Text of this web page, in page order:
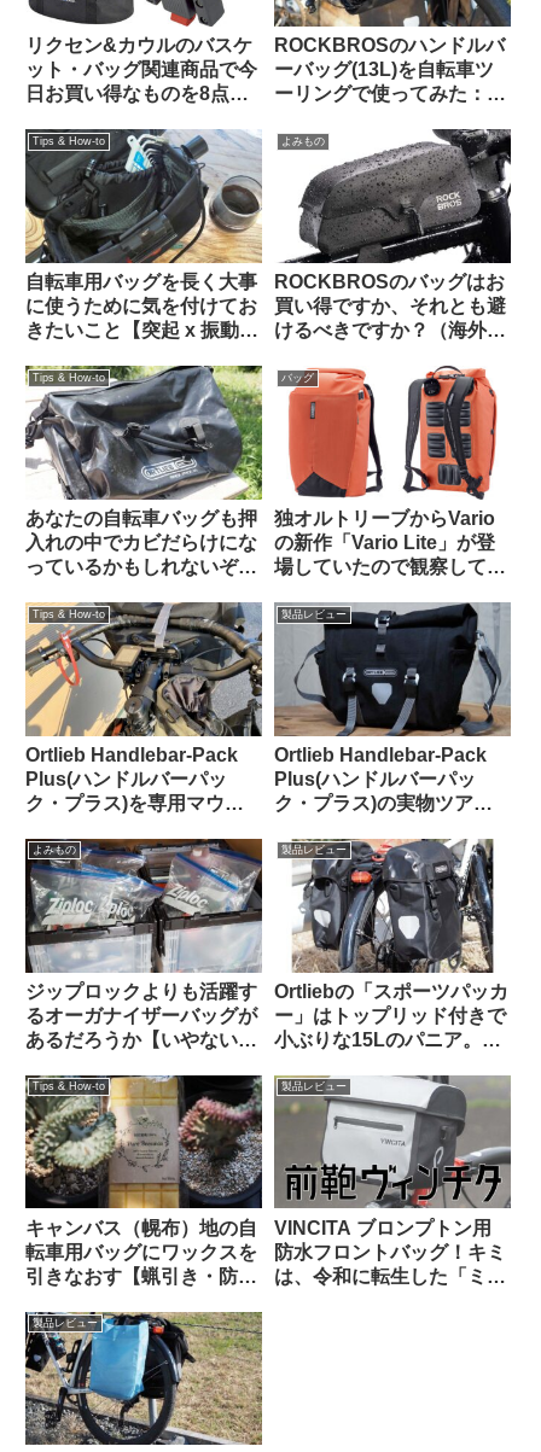
リクセン&カウルのバスケ
ット・バッグ関連商品で今
日お買い得なものを8点ご
ROCKBROSのハンドルバ
ーバッグ(13L)を自転車ツ
ーリングで使ってみた：機
あり使っていて気持ちが良
Tips & How-to
自転車用バッグを長く大事
に使うために気を付けてお
きたいこと【突起 x 振動
よみもの
ROCKBROSのバッグはお
買い得ですか、それとも避
けるべきですか？（海外掲
Tips & How-to
あなたの自転車バッグも押
入れの中でカビだらけにな
っているかもしれないぞ
っておきたいメンテナン
ス】
バッグ
独オルトリーブからVario
の新作「Vario Lite」が登
場していたので観察してみ
Tips & How-to
Ortlieb Handlebar-Pack
Plus(ハンドルバーパッ
ク・プラス)を専用マウン
クに置いてみた
製品レビュー
Ortlieb Handlebar-Pack
Plus(ハンドルバーパッ
ク・プラス)の実物ツア
みよう
よみもの
ジップロックよりも活躍す
るオーガナイザーバッグが
あるだろうか【いやない・
製品レビュー
Ortliebの「スポーツパッカ
ー」はトップリッド付きで
小ぶりな15Lのパニア。ど
い方に向いている？
Tips & How-to
キャンバス（幌布）地の自
転車用バッグにワックスを
引きなおす【蝋引き・防水
製品レビュー
VINCITA ブロンプトン用
防水フロントバッグ！キミ
は、令和に転生した「ミニ
製品レビュー